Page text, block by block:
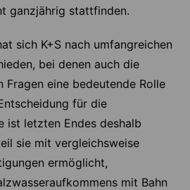
ganzjährig stattfinden.
sich K+S nach umfangreichen
bei denen auch die
eine bedeutende Rolle
für die
ist letzten Endes deshalb
sie mit vergleichsweise
ermöglicht,
mit Bahn